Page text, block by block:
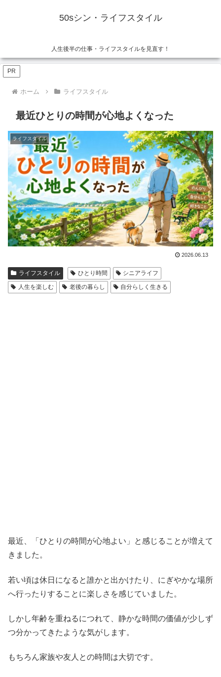
50sシン・ライフスタイル
人生後半の仕事・ライフスタイルを見直す！
PR
ホーム ライフスタイル
最近ひとりの時間が心地よくなった
ライフスタイル
2026.06.13
ライフスタイル ひとり時間
シニアライフ
人生を楽しむ
老後の暮らし 自分らしく生きる
最近、「ひとりの時間が心地よい」と感じることが増えて
きました。
若い頃は休日になると誰かと出かけたり、にぎやかな場所
へ行ったりすることに楽しさを感じていました。
しかし年齢を重ねるにつれて、静かな時間の価値が少しず
つ分かってきたような気がします。
もちろん家族や友人との時間は大切です。